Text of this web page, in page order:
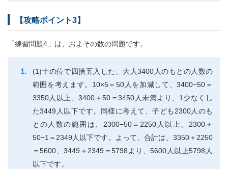
【攻略ポイント3】
「練習問題4」は、およその数の問題です。
(1)十の位で四捨五入した、大人3400人のもとの人数の
範囲を考えます。10×5＝50人を加減して、3400−50＝
3350人以上、3400＋50＝3450人未満より、1少なくし
た3449人以下です。同様に考えて、子ども2300人のも
との人数の範囲は、2300−50＝2250人以上、2300＋
50−1＝2349人以下です。よって、合計は、3350＋2250
＝5600、3449＋2349＝5798より、5600人以上5798人
以下です。